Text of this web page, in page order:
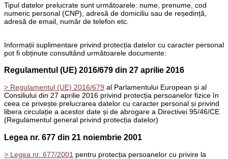
Tipul datelor prelucrate sunt următoarele: nume, prenume, cod
numeric personal (CNP), adresă de domiciliu sau de reședință,
adresă de email, număr de telefon etc.
Informații suplimentare privind protecția datelor cu caracter personal
pot fi obținute consultând următoarele documente:
Regulamentul (UE) 2016/679 din 27 aprilie 2016
> Regulamentul (UE) 2016/679 al Parlamentului European și al
Consiliului din 27 aprilie 2016 privind protecția persoanelor fizice în
ceea ce privește prelucrarea datelor cu caracter personal și privind
libera circulație a acestor date și de abrogare a Directivei 95/46/CE
(Regulamentul general privind protecția datelor)
Legea nr. 677 din 21 noiembrie 2001
> Legea nr. 677/2001 pentru protecția persoanelor cu privire la